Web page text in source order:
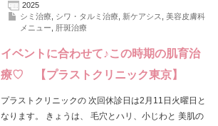
2025
シミ治療, シワ・タルミ治療, 新ケアシス
美容皮膚科
メニュー
肝斑治療
イベントに合わせて♪この時期の肌育治
療♡ 【プラストクリニック東京】
プラストクリニックの 次回休診日は2月11日火曜日と
なります。 きょうは、 毛穴とハリ、小じわと 美肌の